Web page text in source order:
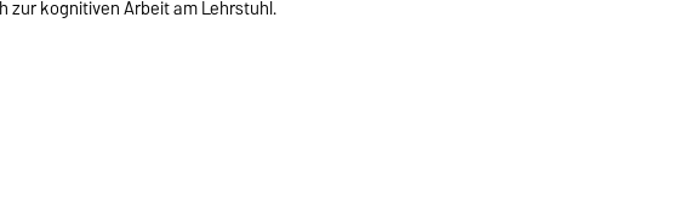
zur kognitiven Arbeit am Lehrstuhl.